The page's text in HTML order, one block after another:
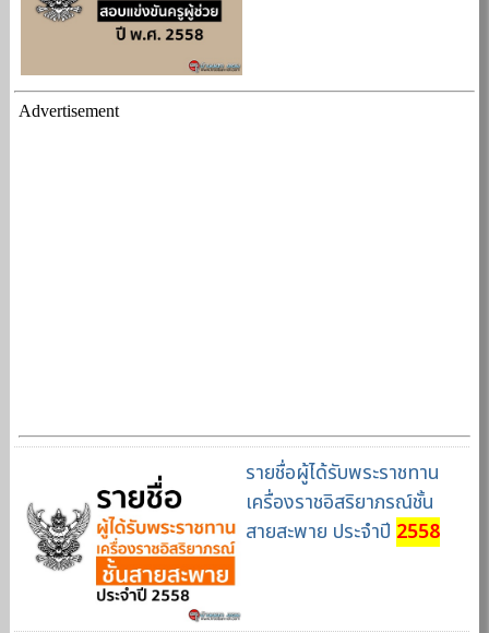
Advertisement
รายชื่อผู้ได้รับพระราชทาน
เครื่องราชอิสริยาภรณ์ชั้น
สายสะพาย ประจำปี 2558